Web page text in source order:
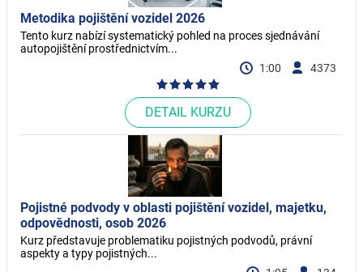
Metodika pojištění vozidel 2026
Tento kurz nabízí systematický pohled na proces sjednávání
autopojištění prostřednictvím...
1:00
4373
DETAIL KURZU
Pojistné podvody v oblasti pojištění vozidel, majetku,
odpovědnosti, osob 2026
Kurz představuje problematiku pojistných podvodů, právní
aspekty a typy pojistných...